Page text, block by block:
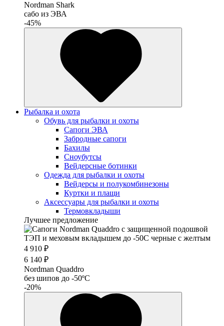
Nordman Shark
cабо из ЭВА
-45%
Рыбалка и охота
Обувь для рыбалки и охоты
Сапоги ЭВА
Забродные сапоги
Бахилы
Сноубутсы
Вейдерсные ботинки
Одежда для рыбалки и охоты
Вейдерсы и полукомбинезоны
Куртки и плащи
Аксессуары для рыбалки и охоты
Термовкладыши
Лучшее предложение
4 910 ₽
6 140 ₽
Nordman Quaddro
без шипов до -50ºС
-20%